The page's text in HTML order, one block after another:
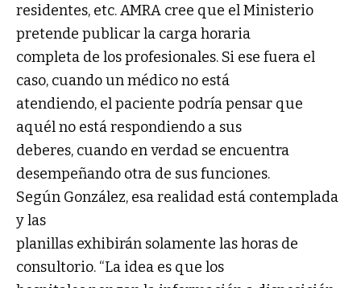
residentes, etc. AMRA cree que el Ministerio
pretende publicar la carga horaria
completa de los profesionales. Si ese fuera el
caso, cuando un médico no está
atendiendo, el paciente podría pensar que
aquél no está respondiendo a sus
deberes, cuando en verdad se encuentra
desempeñando otra de sus funciones.
Según González, esa realidad está contemplada
y las
planillas exhibirán solamente las horas de
consultorio. “La idea es que los